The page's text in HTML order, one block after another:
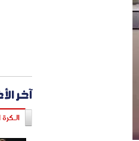
آخر
الـكرة